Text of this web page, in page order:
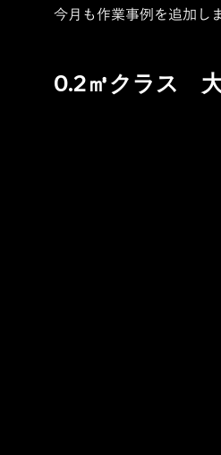
今月も作業事例を追加し
0.2㎥クラス　